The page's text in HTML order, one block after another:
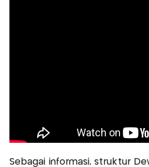
Sebagai informasi, struktur